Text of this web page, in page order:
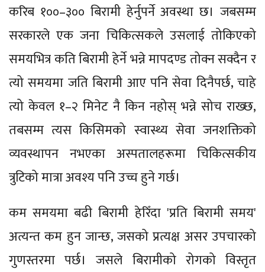
करिब १००–३०० बिरामी हेर्नुपर्ने अवस्था छ। जबसम्म
सरकारले एक जना चिकित्सकले उसलाई तोकिएको
समयभित्र कति बिरामी हेर्ने भन्ने मापदण्ड तोक्न सक्दैन र
त्यो समयमा जति बिरामी आए पनि सेवा दिनैपर्छ, चाहे
त्यो केवल १–२ मिनेट नै किन नहोस् भन्ने सोच राख्छ,
तबसम्म त्यस किसिमको स्वास्थ्य सेवा जनशक्तिको
व्यवस्थापन नभएका अस्पतालहरूमा चिकित्सकीय
त्रुटिको मात्रा अवश्य पनि उच्च हुने गर्छ।
कम समयमा बढी बिरामी हेरिँदा 'प्रति बिरामी समय'
अत्यन्त कम हुन जान्छ, जसको प्रत्यक्ष असर उपचारको
गुणस्तरमा पर्छ। जसले बिरामीको रोगको विस्तृत